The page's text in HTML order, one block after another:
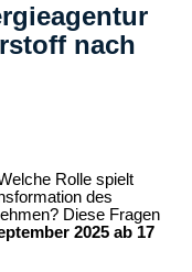
nach
Rolle spielt
des
Diese Fragen
2025 ab 17